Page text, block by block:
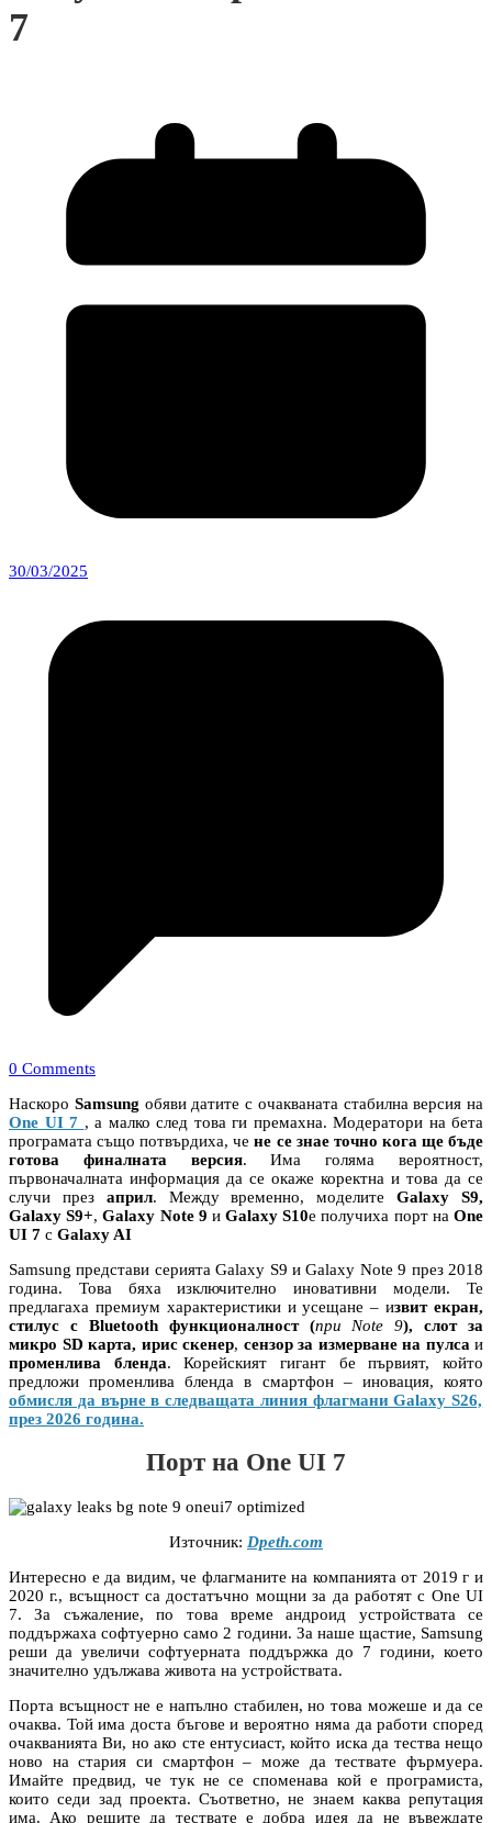
7
30/03/2025
0 Comments
Наскоро Samsung обяви датите с очакваната стабилна версия на
One UI 7 , а малко след това ги премахна. Модератори на бета
програмата също потвърдиха, чене се знае точно кога ще бъде
готова финалната версия. Има голяма вероятност,
първоначалната информация да се окаже коректна и това да се
случи през април. Между временно, моделитеGalaxy S9,
Galaxy S9+,Galaxy Note 9 иGalaxy S10e получиха порт наOne
UI 7 с Galaxy AI
Samsung представи серията Galaxy S9 и Galaxy Note 9 през 2018
година. Това бяха изключително иновативни модели. Те
предлагаха премиум характеристики и усещане – извит екран,
стилус с Bluetooth функционалност (при Note 9), слот за
микро SD карта, ирис скенер, сензор за измерване на пулса и
променлива бленда. Корейският гигант бе първият, който
предложи променлива бленда в смартфон – иновация, която
обмисля да върне в следващата линия флагмани Galaxy S26,
през 2026 година.
Порт на One UI 7
Източник: Dpeth.com
Интересно е да видим, че флагманите на компанията от 2019 г и
2020 г., всъщност са достатъчно мощни за да работят с One UI
7. За съжаление, по това време андроид устройствата се
поддържаха софтуерно само 2 години. За наше щастие, Samsung
реши да увеличи софтуерната поддържка до 7 години, което
значително удължава живота на устройствата.
Порта всъщност не е напълно стабилен, но това можеше и да се
очаква. Той има доста бъгове и вероятно няма да работи според
очакванията Ви, но ако сте ентусиаст, който иска да тества нещо
ново на стария си смартфон – може да тествате фърмуера.
Имайте предвид, че тук не се споменава кой е програмиста,
които седи зад проекта. Съответно, не знаем каква репутация
има. Ако решите да тествате е добра идея да не въвеждате